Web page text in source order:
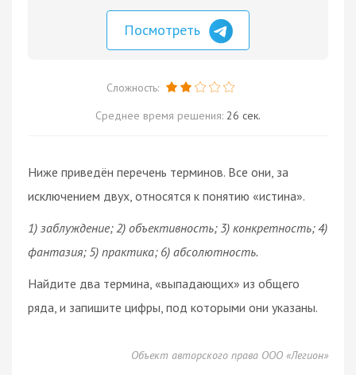
Посмотреть
Сложность:
Среднее время решения: 26 сек.
Ниже приведён перечень терминов. Все они, за
исключением двух, относятся к понятию «истина».
1) заблуждение; 2) объективность; 3) конкретность; 4)
фантазия; 5) практика; 6) абсолютность.
Найдите два термина, «выпадающих» из общего
ряда, и запишите цифры, под которыми они указаны.
Объект авторского права ООО «Легион»